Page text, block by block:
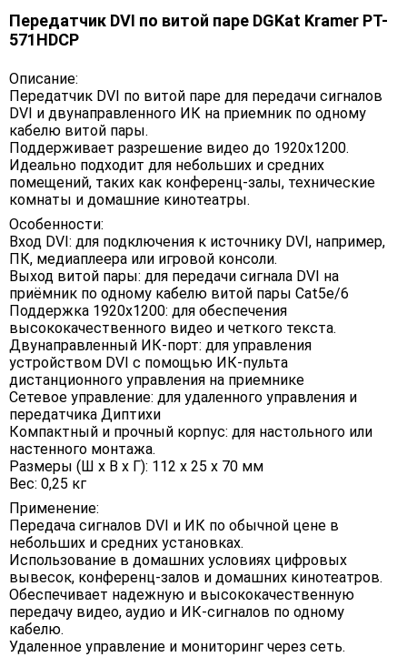
Передатчик DVI по витой паре DGKat Kramer PT-
571HDCP
Описание:
Передатчик DVI по витой паре для передачи сигналов
DVI и двунаправленного ИК на приемник по одному
кабелю витой пары.
Поддерживает разрешение видео до 1920x1200.
Идеально подходит для небольших и средних
помещений, таких как конференц-залы, технические
комнаты и домашние кинотеатры.
Особенности:
Вход DVI: для подключения к источнику DVI, например,
ПК, медиаплеера или игровой консоли.
Выход витой пары: для передачи сигнала DVI на
приёмник по одному кабелю витой пары Cat5e/6
Поддержка 1920x1200: для обеспечения
высококачественного видео и четкого текста.
Двунаправленный ИК-порт: для управления
устройством DVI с помощью ИК-пульта
дистанционного управления на приемнике
Сетевое управление: для удаленного управления и
передатчика Диптихи
Компактный и прочный корпус: для настольного или
настенного монтажа.
Размеры (Ш х В х Г): 112 х 25 х 70 мм
Вес: 0,25 кг
Применение:
Передача сигналов DVI и ИК по обычной цене в
небольших и средних установках.
Использование в домашних условиях цифровых
вывесок, конференц-залов и домашних кинотеатров.
Обеспечивает надежную и высококачественную
передачу видео, аудио и ИК-сигналов по одному
кабелю.
Удаленное управление и мониторинг через сеть.